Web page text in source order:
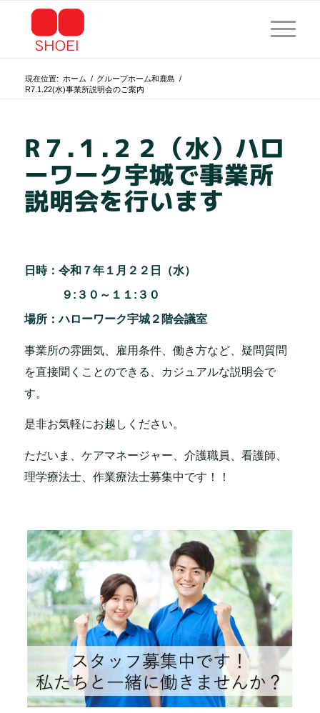
現在位置: ホーム / グループホーム和鹿島 /
R7.1.22(水)事業所説明会のご案内
R７.１.２２（水）ハロ
ーワーク宇城で事業所
説明会を行います
日時：令和７年１月２２ 日（水）
９:３０～１１:３０
場所：ハローワーク宇城２階会議室
事業所の雰囲気、雇用条件、働き方など、疑問質問
を直接聞くことのできる、カジュアルな説明会で
す。
是非お気軽にお越しください。
ただいま、ケアマネージャー、介護職員、看護師、
理学療法士、作業療法士募集中です！！